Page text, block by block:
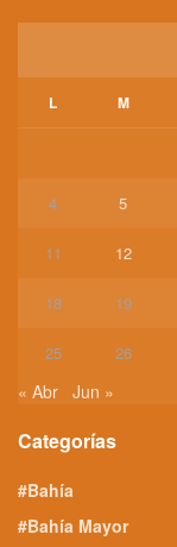
L M
4 5
11 12
18 19
25 26
« Abr Jun »
Categorías
#Bahía
#Bahía Mayor